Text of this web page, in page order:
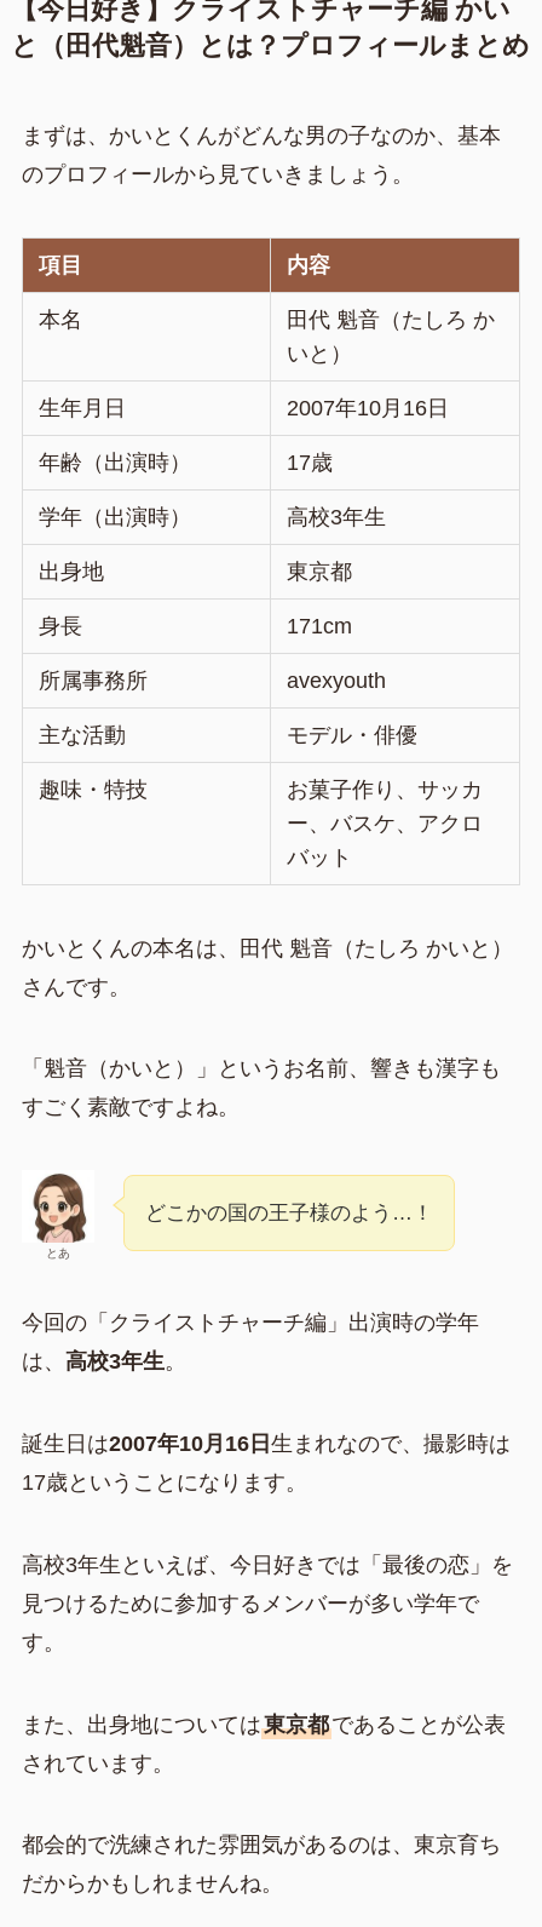
【今日好き】クライストチャーチ編 かい
と（田代魁音）とは？プロフィールまとめ
まずは、かいとくんがどんな男の子なのか、基本
のプロフィールから見ていきましょう。
項目 内容
本名
田代 魁音（たしろ か
いと）
生年月日 2007年10月16日
年齢（出演時） 17歳
学年（出演時） 高校3年生
出身地 東京都
身長 171cm
所属事務所 avexyouth
主な活動 モデル・俳優
趣味・特技
お菓子作り、サッカ
ー、バスケ、アクロ
バット
かいとくんの本名は、田代 魁音（たしろ かいと）
さんです。
「魁音（かいと）」というお名前、響きも漢字も
すごく素敵ですよね。
とあ
どこかの国の王子様のよう…！
今回の「クライストチャーチ編」出演時の学年
は、 高校3年生。
誕生日は2007年10月16日 生まれなので、撮影時は
17歳ということになります。
高校3年生といえば、今日好きでは「最後の恋」を
見つけるために参加するメンバーが多い学年で
す。
また、出身地については東京都であることが公表
されています。
都会的で洗練された雰囲気があるのは、東京育ち
だからかもしれませんね。